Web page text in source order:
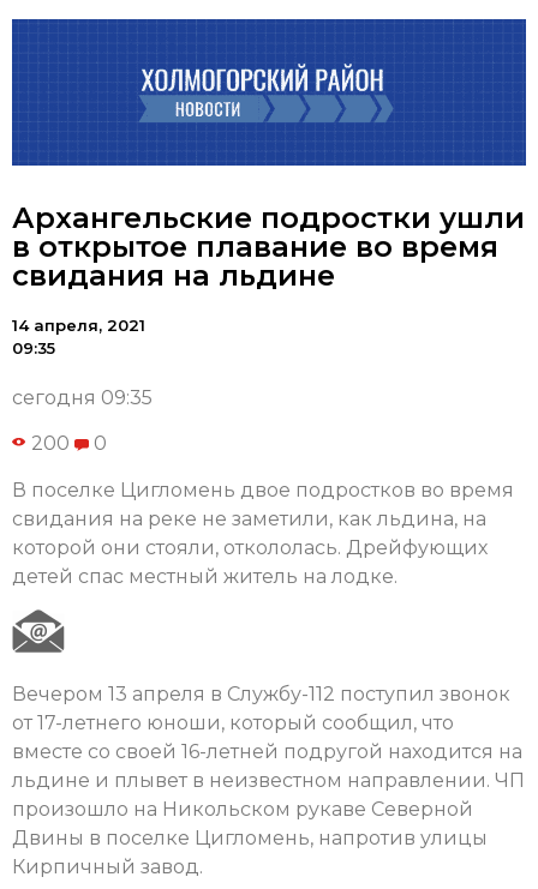
Архангельские подростки ушли
в открытое плавание во время
свидания на льдине
14 апреля, 2021
09:35
сегодня 09:35
200 0
В поселке Цигломень двое подростков во время
свидания на реке не заметили, как льдина, на
которой они стояли, откололась. Дрейфующих
детей спас местный житель на лодке.
Вечером 13 апреля в Службу-112 поступил звонок
от 17-летнего юноши, который сообщил, что
вместе со своей 16-летней подругой находится на
льдине и плывет в неизвестном направлении. ЧП
произошло на Никольском рукаве Северной
Двины в поселке Цигломень, напротив улицы
Кирпичный завод.